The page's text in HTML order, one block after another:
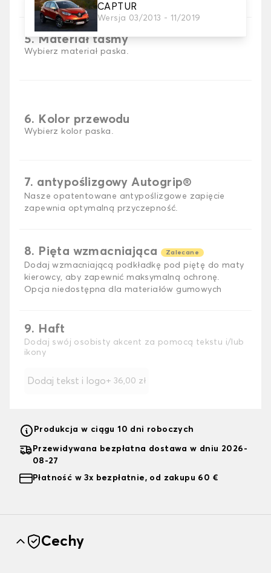
CAPTUR
Wersja 03/2013 - 11/2019
5. Materiał taśmy
Wybierz materiał paska.
6. Kolor przewodu
Wybierz kolor paska.
7. antypoślizgowy Autogrip®
Nasze opatentowane antypoślizgowe zapięcie
zapewnia optymalną przyczepność.
8. Pięta wzmacniająca Zalecane
Dodaj wzmacniającą podkładkę pod piętę do maty
kierowcy, aby zapewnić maksymalną ochronę.
Opcja niedostępna dla materiałów gumowych
9. Haft
Dodaj swój osobisty akcent za pomocą tekstu i/lub
ikony
Dodaj tekst i logo+ 36,00 zł
Produkcja w ciągu 10 dni roboczych
Przewidywana bezpłatna dostawa w dniu 2026-
08-27
Płatność w 3x bezpłatnie, od zakupu 60 €
Cechy